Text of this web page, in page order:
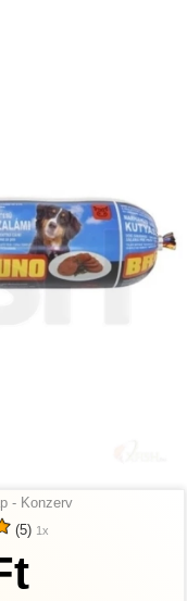
- Konzerv
(5) 1x